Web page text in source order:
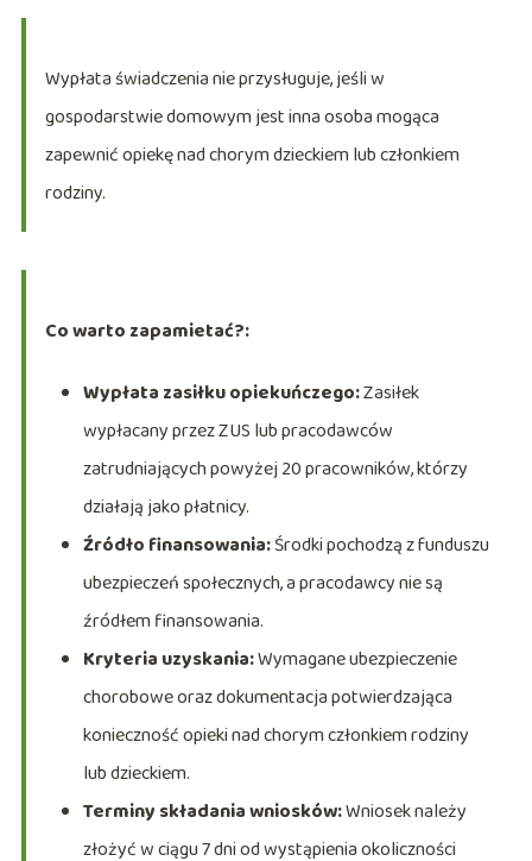
Wypłata świadczenia nie przysługuje, jeśli w
gospodarstwie domowym jest inna osoba mogąca
zapewnić opiekę nad chorym dzieckiem lub członkiem
rodziny.
Co warto zapamietać?:
Wypłata zasiłku opiekuńczego:Zasiłek
wypłacany przez ZUS lub pracodawców
zatrudniających powyżej 20 pracowników, którzy
działają jako płatnicy.
Źródło finansowania:Środki pochodzą z funduszu
ubezpieczeń społecznych, a pracodawcy nie są
źródłem finansowania.
Kryteria uzyskania:Wymagane ubezpieczenie
chorobowe oraz dokumentacja potwierdzająca
konieczność opieki nad chorym członkiem rodziny
lub dzieckiem.
Terminy składania wniosków:Wniosek należy
złożyć w ciągu 7 dni od wystąpienia okoliczności